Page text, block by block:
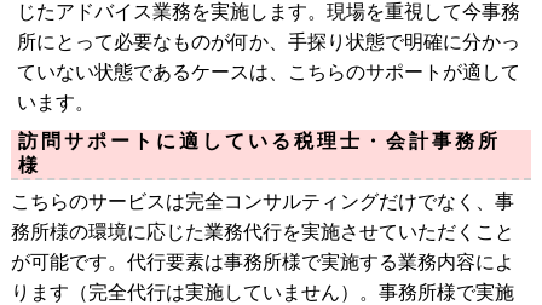
じたアドバイス業務を実施します。現場を重視して今事務
所にとって必要なものが何か、手探り状態で明確に分かっ
ていない状態であるケースは、こちらのサポートが適して
います。
訪問サポートに適している税理士・会計事務所
様
こちらのサービスは完全コンサルティングだけでなく、事
務所様の環境に応じた業務代行を実施させていただくこと
が可能です。代行要素は事務所様で実施する業務内容によ
ります（完全代行は実施していません）。事務所様で実施